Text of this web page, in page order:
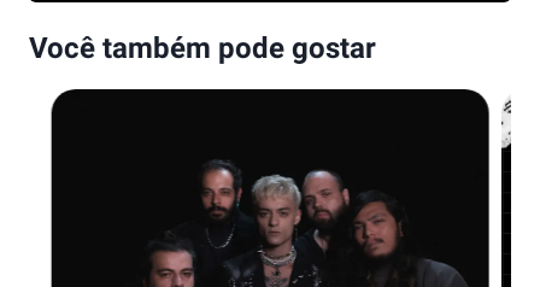
Você também pode gostar